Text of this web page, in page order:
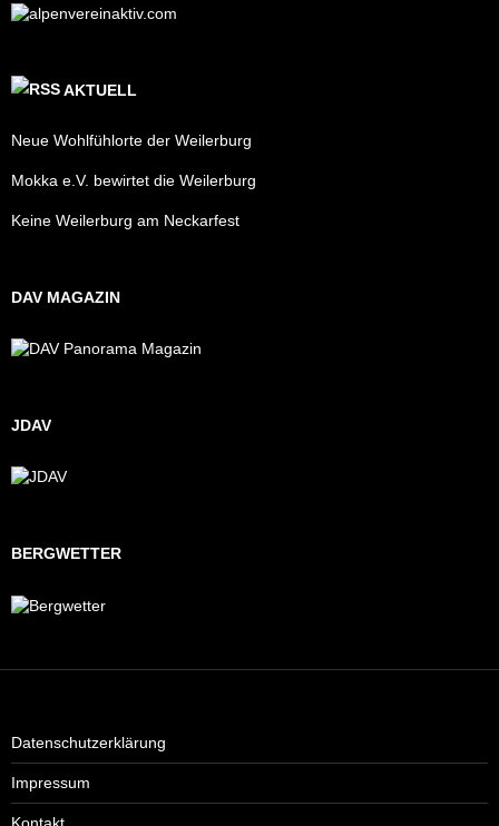
AKTUELL
Neue Wohlfühlorte der Weilerburg
Mokka e.V. bewirtet die Weilerburg
Keine Weilerburg am Neckarfest
DAV MAGAZIN
JDAV
BERGWETTER
Datenschutzerklärung
Impressum
Kontakt